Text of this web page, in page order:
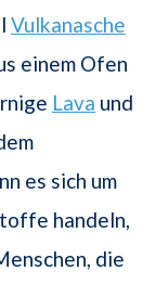
Vulkanasche
einem Ofen
Lava und
es sich um
handeln,
die